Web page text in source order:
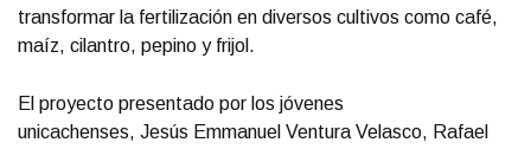
transformar la fertilización en diversos cultivos como café,
maíz, cilantro, pepino y frijol.
El proyecto presentado por los jóvenes
unicachenses, Jesús Emmanuel Ventura Velasco, Rafael